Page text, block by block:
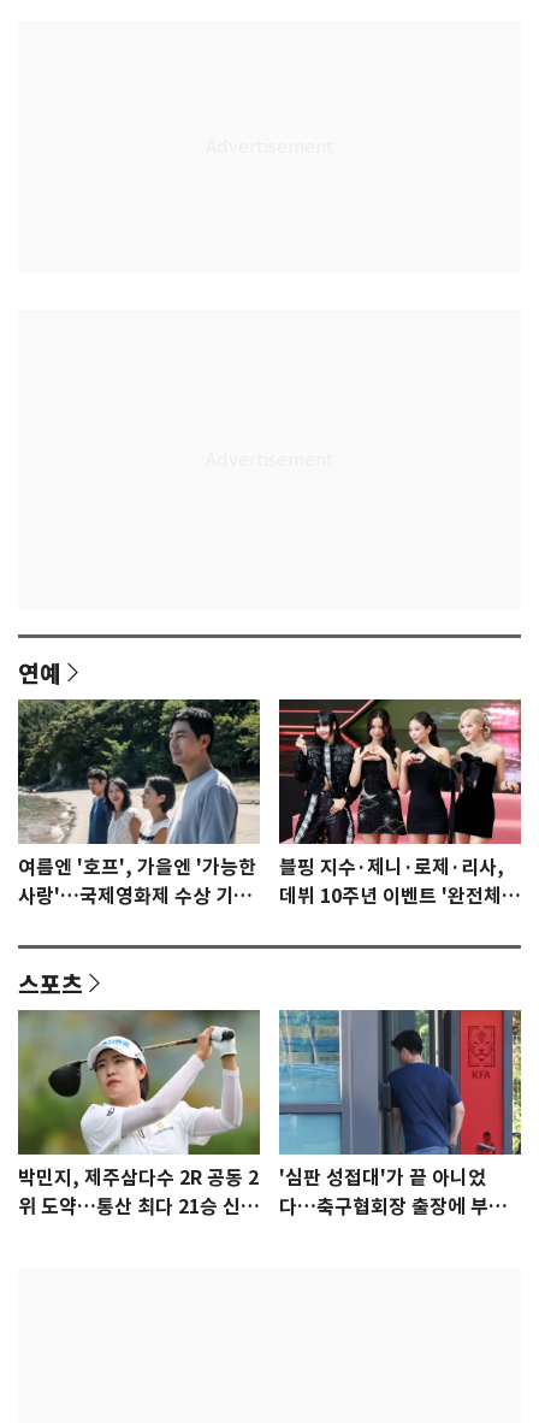
연예
여름엔 '호프', 가을엔 '가능한
사랑'…국제영화제 수상 기대
블핑 지수·제니·로제·리사,
데뷔 10주년 이벤트 '완전체'
스포츠
박민지, 제주삼다수 2R 공동 2
위 도약…통산 최다 21승 신기
'심판 성접대'가 끝 아니었
다…축구협회장 출장에 부인